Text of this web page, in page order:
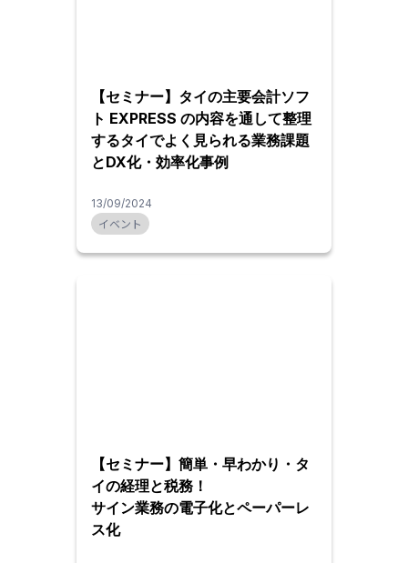
【セミナー】タイの主要会計ソフ
ト EXPRESS の内容を通して整理
するタイでよく見られる業務課題
とDX化・効率化事例
13/09/2024
イベント
【セミナー】簡単・早わかり・タ
イの経理と税務！
サイン業務の電子化とペーパーレ
ス化